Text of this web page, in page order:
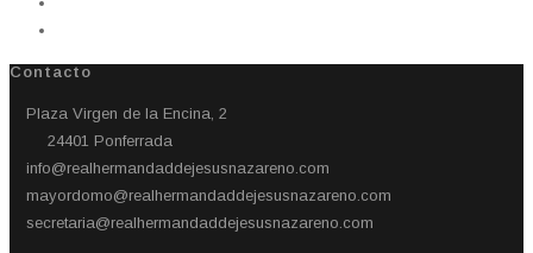
Contacto
Plaza Virgen de la Encina, 2
24401 Ponferrada​
info@realhermandaddejesusnazareno.com
mayordomo@realhermandaddejesusnazareno.com
secretaria@realhermandaddejesusnazareno.com